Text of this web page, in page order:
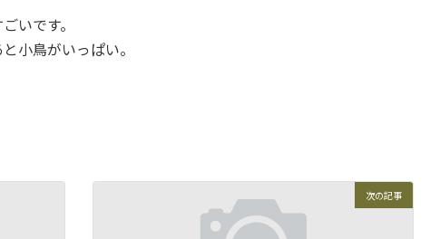
いです。
小鳥がいっぱい。
次の記事